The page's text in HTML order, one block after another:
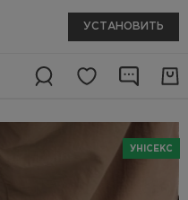
УСТАНОВИТЬ
УНІСЕКС